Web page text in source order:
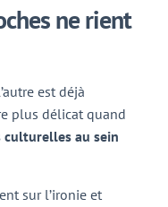
ne rient
est déjà
plus délicat quand
au sein
sur l’ironie et